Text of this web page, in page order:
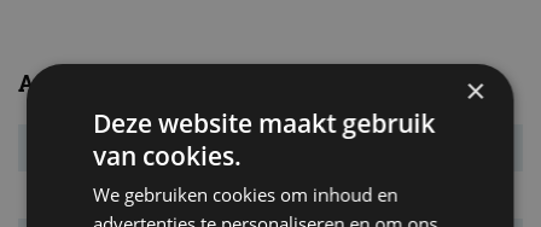
Afmetingen en gewichten
Massa leeg
L x B x H 3.992 x 1.732 x 1.467 mm
×
Deze website maakt gebruik
van cookies.
We gebruiken cookies om inhoud en